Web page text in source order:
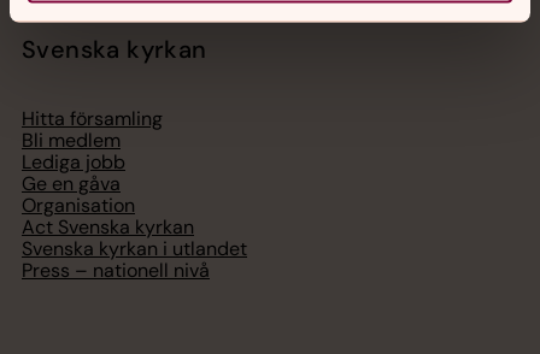
Svenska kyrkan
Hitta församling
Bli medlem
Lediga jobb
Ge en gåva
Organisation
Act Svenska kyrkan
Svenska kyrkan i utlandet
Press – nationell nivå